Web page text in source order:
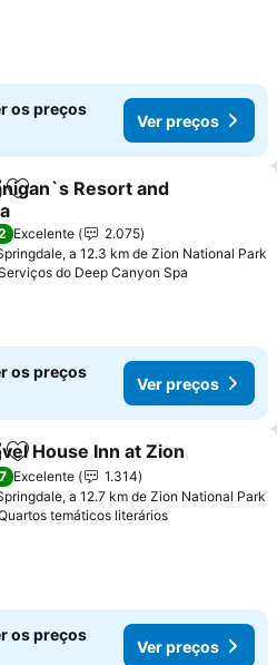
os preços
Ver preços
Adicionar aos favoritos
Resort and
preços
Excelente
2.075
a 12.3 km de Zion National Park
do Deep Canyon Spa
os preços
Ver preços
Adicionar aos favoritos
House Inn at Zion
Excelente
1.314
a 12.7 km de Zion National Park
temáticos literáriosVer preços
os preços
Ver preços